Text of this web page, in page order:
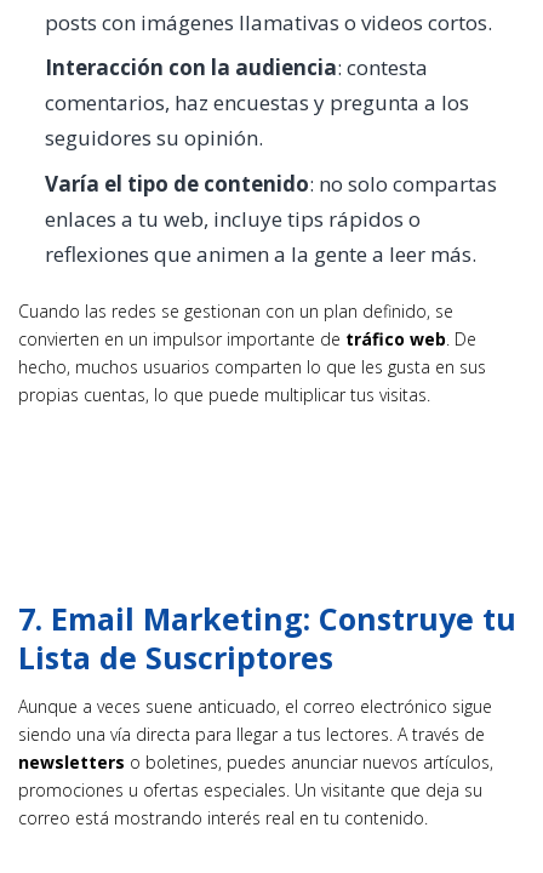
posts con imágenes llamativas o videos cortos.
Interacción con la audiencia: contesta
comentarios, haz encuestas y pregunta a los
seguidores su opinión.
Varía el tipo de contenido: no solo compartas
enlaces a tu web, incluye tips rápidos o
reflexiones que animen a la gente a leer más.
Cuando las redes se gestionan con un plan definido, se
convierten en un impulsor importante de tráfico web . De
hecho, muchos usuarios comparten lo que les gusta en sus
propias cuentas, lo que puede multiplicar tus visitas.
7. Email Marketing: Construye tu
Lista de Suscriptores
Aunque a veces suene anticuado, el correo electrónico sigue
siendo una vía directa para llegar a tus lectores. A través de
newsletters o boletines, puedes anunciar nuevos artículos,
promociones u ofertas especiales. Un visitante que deja su
correo está mostrando interés real en tu contenido.